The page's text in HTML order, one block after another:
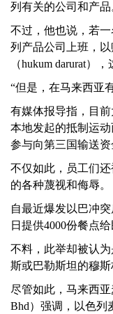
列有关的公司和产品
不过，他也说，若
列产品公司上班，
（hukum darurat）
“但是，在马来西亚
有媒体报导指，目
本地发起的抵制运
参与向第三国输送资
不仅如此，员工们
的各种蔑视和侮辱。
自最近爆发以巴冲
日提供4000份餐点
不料，此举却被认
斯或巴勒斯坦的穆斯
尽管如此，马来西亚
Bhd）强调，以色列